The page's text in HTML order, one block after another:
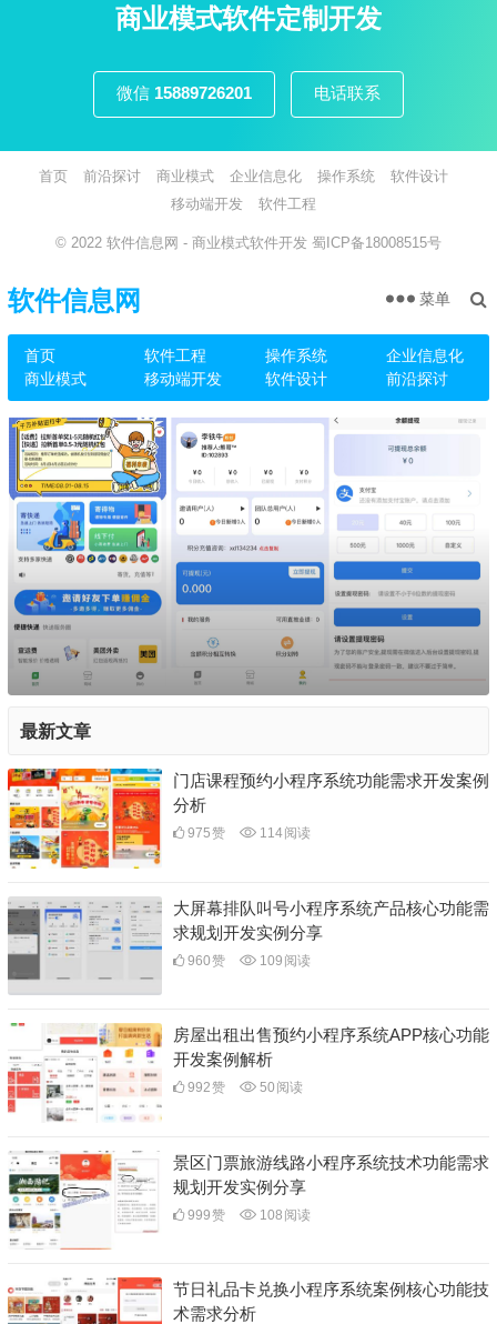
商业模式软件定制开发
微信 15889726201 电话联系
首页 前沿探讨 商业模式 企业信息化 操作系统
软件设计
移动端开发
软件工程
© 2022 软件信息网 - 商业模式软件开发 蜀ICP备18008515号
软件信息网
首页 软件工程 操作系统
企业信息化
商业模式
移动端开发 软件设计 前沿探讨
菜单
最新文章
门店课程预约小程序系统功能需求开发案例
分析
975赞 114阅读
大屏幕排队叫号小程序系统产品核心功能需
求规划开发实例分享
960赞 109 阅读
房屋出租出售预约小程序系统APP核心功能
开发案例解析
992赞 50 阅读
景区门票旅游线路小程序系统技术功能需求
规划开发实例分享
999赞 108 阅读
节日礼品卡兑换小程序系统案例核心功能技
术需求分析